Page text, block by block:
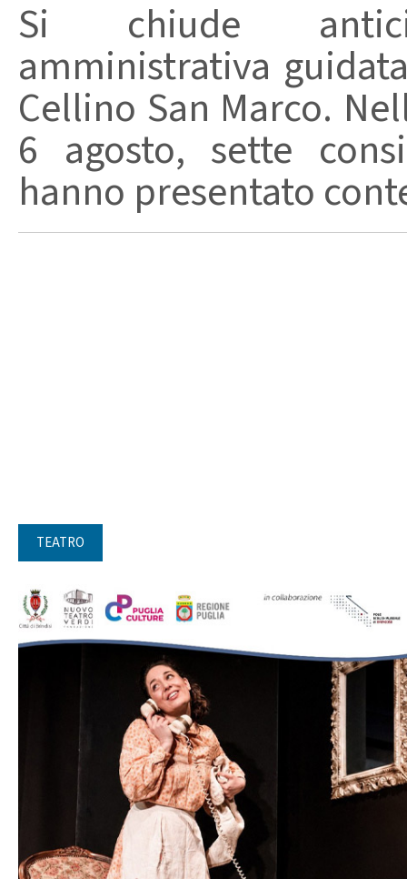
Si chiude
amministrativa
Cellino San Marco.
6 agosto, sette
hanno presentato
TEATRO